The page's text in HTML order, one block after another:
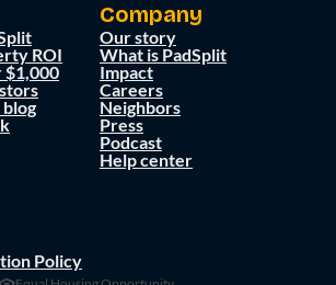
ROI
$1,000
Company
Our story
What is PadSplit
Impact
Careers
Neighbors
Press
Podcast
Help center
Policy